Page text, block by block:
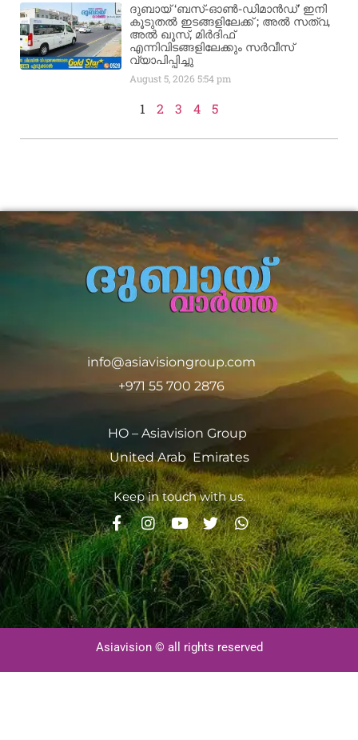
ദുബായ് ‘ബസ്-ഓൺ-ഡിമാൻഡ്’ ഇനി
കൂടുതൽ ഇടങ്ങളിലേക്ക് ; അൽ സത്വ,
അൽ ഖൂസ്, മിർദിഫ്
എന്നിവിടങ്ങളിലേക്കും സർവീസ്
വ്യാപിപ്പിച്ചു
August 5, 20265:54 pm
1 2 3 4 5
info@asiavisiongroup.com
+971 55 700 2876
HO – Asiavision Group
United Arab Emirates
Keep in touch with us.
Asiavision © all rights reserved